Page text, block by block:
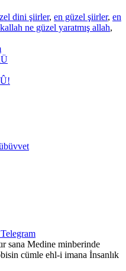
dini şiirler, en güzel şiirler, en
ne güzel yaratmış allah,
Telegram
sana Medine minberinde
cümle ehl-i imana İnsanlık